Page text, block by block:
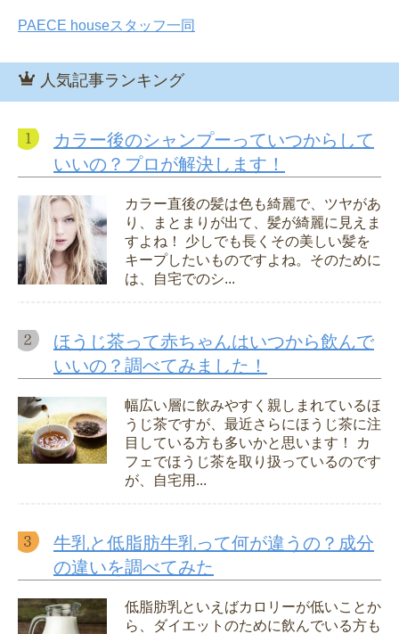
PAECE houseスタッフ一同
人気記事ランキング
カラー後のシャンプーっていつからして
いいの？プロが解決します！
カラー直後の髪は色も綺麗で、ツヤがあ
り、まとまりが出て、髪が綺麗に見えま
すよね！ 少しでも長くその美しい髪を
キープしたいものですよね。そのために
は、自宅でのシ...
ほうじ茶って赤ちゃんはいつから飲んで
いいの？調べてみました！
幅広い層に飲みやすく親しまれているほ
うじ茶ですが、最近さらにほうじ茶に注
目している方も多いかと思います！ カ
フェでほうじ茶を取り扱っているのです
が、自宅用...
牛乳と低脂肪牛乳って何が違うの？成分
の違いを調べてみた
低脂肪乳といえばカロリーが低いことか
ら、ダイエットのために飲んでいる方も